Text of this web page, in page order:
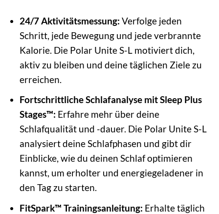
24/7 Aktivitätsmessung: Verfolge jeden
Schritt, jede Bewegung und jede verbrannte
Kalorie. Die Polar Unite S-L motiviert dich,
aktiv zu bleiben und deine täglichen Ziele zu
erreichen.
Fortschrittliche Schlafanalyse mit Sleep Plus
Stages™: Erfahre mehr über deine
Schlafqualität und -dauer. Die Polar Unite S-L
analysiert deine Schlafphasen und gibt dir
Einblicke, wie du deinen Schlaf optimieren
kannst, um erholter und energiegeladener in
den Tag zu starten.
FitSpark™ Trainingsanleitung: Erhalte täglich